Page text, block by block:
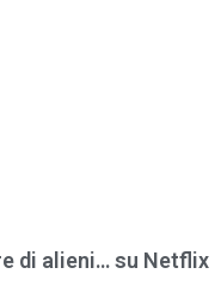
di alieni… su Netflix